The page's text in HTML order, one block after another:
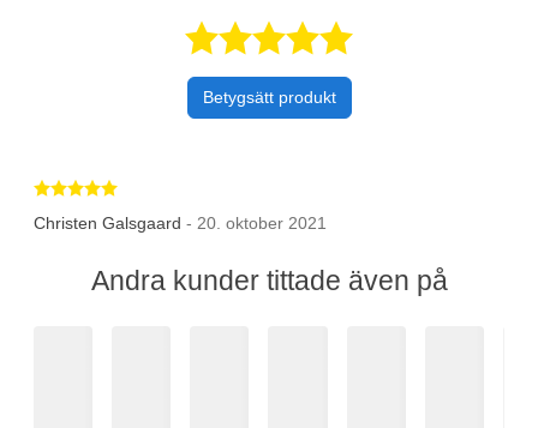
Betygsatt 5 av
Betygsätt produkt
Betygsatt 5 av 5 stjärnor
Christen Galsgaard - 20. oktober 2021
Andra kunder tittade även på